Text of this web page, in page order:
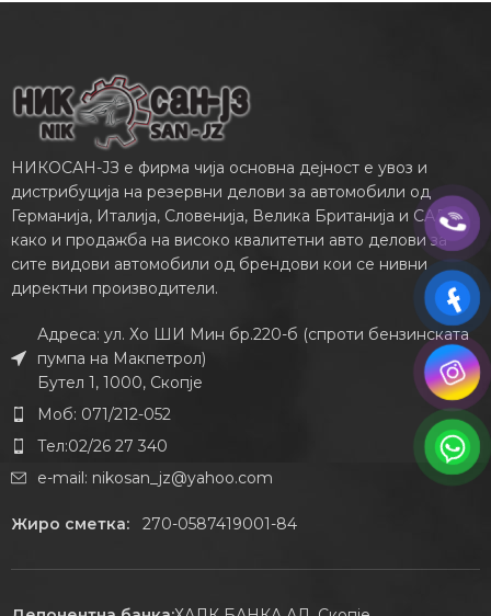
НИКОСАН-ЈЗ е фирма чија основна дејност е увоз и
дистрибуција на резервни делови за автомобили од
Германија, Италија, Словенија, Велика Британија и САД,
како и продажба на високо квалитетни авто делови за
сите видови автомобили од брендови кои се нивни
директни производители.
Адреса: ул. Хо ШИ Мин бр.220-б (спроти бензинската
пумпа на Макпетрол)
Бутел 1, 1000, Скопје
Моб: 071/212-052
Тел:02/26 27 340
e-mail: nikosan_jz@yahoo.com
Жиро сметка:270-0587419001-84